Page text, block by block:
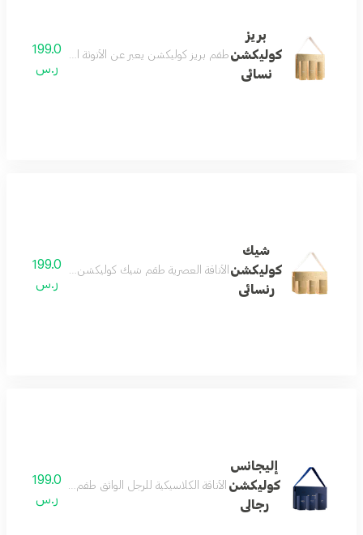
بريز
كوليكشن
نسائى
طقم بريز كوليكشن يعبر عن الأنوثة الرقيقة التي تمزج
199.0
ر.س
شيك
كوليكشن
رنسائى
الأناقة العصرية طقم شيك كوليكشن يجسد المرأة
199.0
ر.س
إليجانس
كوليكشن
رجالى
الأناقة الكلاسيكية للرجل الواثق طقم إليجانس
199.0
ر.س